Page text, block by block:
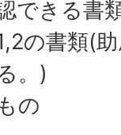
できる書
の書類(
。)
の